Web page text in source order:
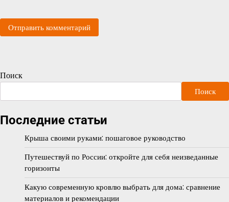
Поиск
Поиск
Последние статьи
Крыша своими руками: пошаговое руководство
Путешествуй по России: откройте для себя неизведанные
горизонты
Какую современную кровлю выбрать для дома: сравнение
материалов и рекомендации